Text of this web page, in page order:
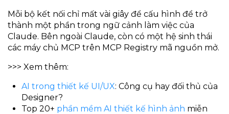
Mỗi bộ kết nối chỉ mất vài giây để cấu hình để trở
thành một phần trong ngữ cảnh làm việc của
Claude. Bên ngoài Claude, còn có một hệ sinh thái
các máy chủ MCP trên MCP Registry mã nguồn mở.
>>> Xem thêm:
AI trong thiết kế UI/UX: Công cụ hay đối thủ của
Designer?
Top 20+ phần mềm AI thiết kế hình ảnh miễn